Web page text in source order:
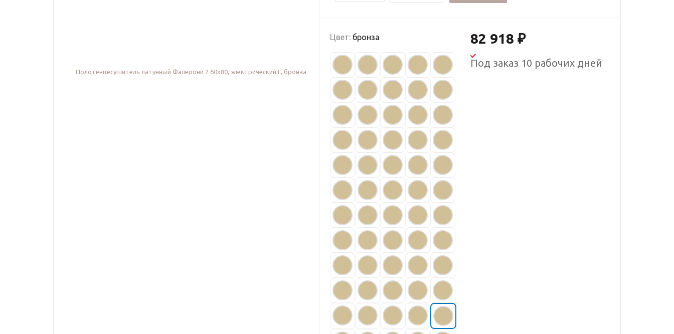
Цвет: бронза 82 918 ₽
Под заказ 10 рабочих дней